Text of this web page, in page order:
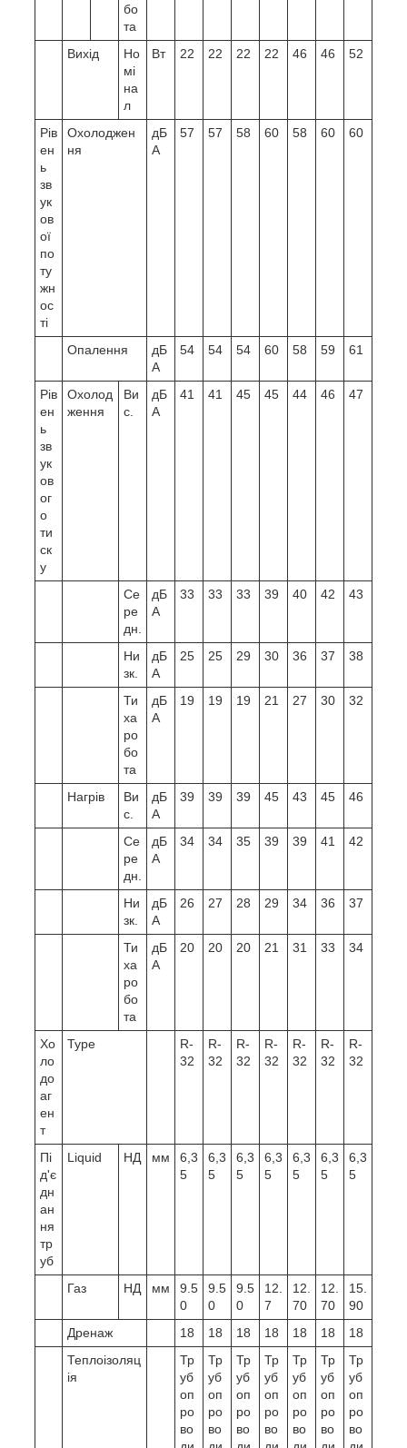
бо
та
Вихід
Но
мі
на
л
Вт 22 22 22 22 46 46 52
Рів
ен
ь
зв
ук
ов
ої
по
ту
жн
ос
ті
Охолоджен
ня
дБ
А
57 57 58 60 58 60 60
Опалення
дБ
А
54 54 54 60 58 59 61
Рів
ен
ь
зв
ук
ов
ог
о
ти
ск
у
Охолод
ження
Ви
с.
дБ
А
41 41 45 45 44 46 47
Се
ре
дн.
дБ
А
33 33 33 39 40 42 43
Ни
зк.
дБ
А
25 25 29 30 36 37 38
Ти
ха
ро
бо
та
дБ
А
19 19 19 21 27 30 32
Нагрів
Ви
с.
дБ
А
39 39 39 45 43 45 46
Се
ре
дн.
дБ
А
34 34 35 39 39 41 42
Ни
зк.
дБ
А
26 27 28 29 34 36 37
Ти
ха
ро
бо
та
дБ
А
20 20 20 21 31 33 34
Хо
ло
до
аг
ен
т
Type
R-
32
R-
32
R-
32
R-
32
R-
32
R-
32
R-
32
Пі
д'є
дн
ан
ня
тр
уб
Liquid НД мм
6,3
5
6,3
5
6,3
5
6,3
5
6,3
5
6,3
5
6,3
5
Газ НД мм
9.5
0
9.5
0
9.5
0
12.
7
12.
70
12.
70
15.
90
Дренаж
18 18 18 18 18 18
18
Теплоізоляц
ія
Тр
уб
оп
ро
во
Тр
уб
оп
ро
во
Тр
уб
оп
ро
во
Тр
уб
оп
ро
во
Тр
уб
оп
ро
во
Тр
уб
оп
ро
во
Тр
уб
оп
ро
во